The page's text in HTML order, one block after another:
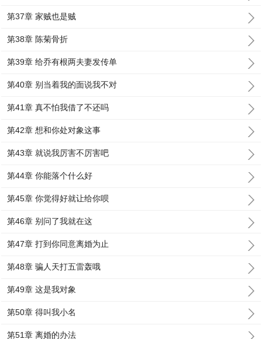
第37章 家贼也是贼
第38章 陈菊骨折
第39章 给乔有根两夫妻发传单
第40章 别当着我的面说我不对
第41章 真不怕我借了不还吗
第42章 想和你处对象这事
第43章 就说我厉害不厉害吧
第44章 你能落个什么好
第45章 你觉得好就让给你呗
第46章 别问了我就在这
第47章 打到你同意离婚为止
第48章 骗人天打五雷轰哦
第49章 这是我对象
第50章 得叫我小名
第51章 离婚的办法